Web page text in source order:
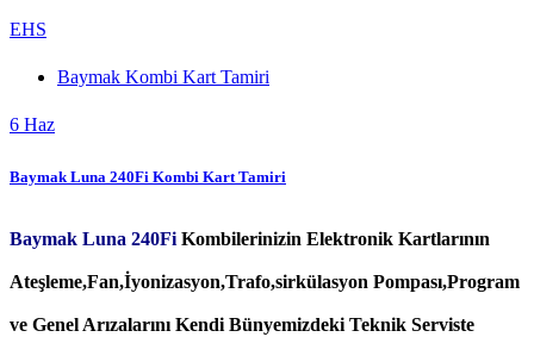
EHS
Baymak Kombi Kart Tamiri
6 Haz
Baymak Luna 240Fi Kombi Kart Tamiri
Baymak Luna 240Fi Kombilerinizin Elektronik Kartlarının
Ateşleme,Fan,İyonizasyon,Trafo,sirkülasyon Pompası,Program
ve Genel Arızalarını Kendi Bünyemizdeki Teknik Serviste